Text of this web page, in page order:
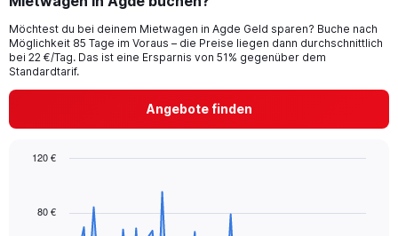
Möchtest du bei deinem Mietwagen in Agde Geld sparen? Buche nach
Möglichkeit 85 Tage im Voraus – die Preise liegen dann durchschnittlich
bei 22 €/Tag. Das ist eine Ersparnis von 51% gegenüber dem
Standardtarif.
Angebote finden
data
80 €
120 €